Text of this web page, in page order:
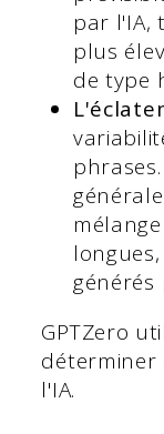
par l'IA,
plus
de type
GPTZero
déterminer
l'IA.